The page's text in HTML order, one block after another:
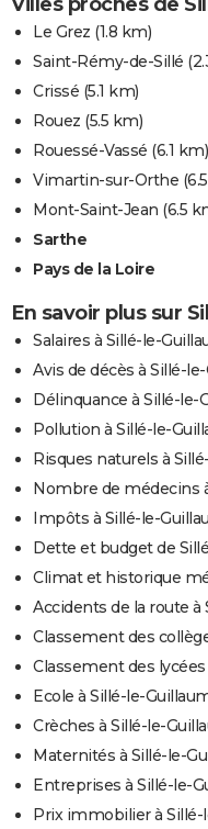
Le Grez (1.8 km)
Saint-Rémy-de-Sillé
Crissé (5.1 km)
Rouez (5.5 km)
Rouessé-Vassé (6.1 km)
Vimartin-sur-Orthe
Mont-Saint-Jean (6.5
Sarthe
Pays de la Loire
En savoir plus sur
Salaires à Sillé-le-
Avis de décès à Sillé-
Délinquance à Sillé-le-
Pollution à Sillé-le-
Risques naturels à
Nombre de médecins
Impôts à Sillé-le-
Dette et budget de
Climat et historique
Accidents de la route à
Classement des
Classement des
Ecole à Sillé-le-
Crèches à Sillé-le-
Maternités à Sillé-le-
Entreprises à Sillé-le-
Prix immobilier à Sillé-